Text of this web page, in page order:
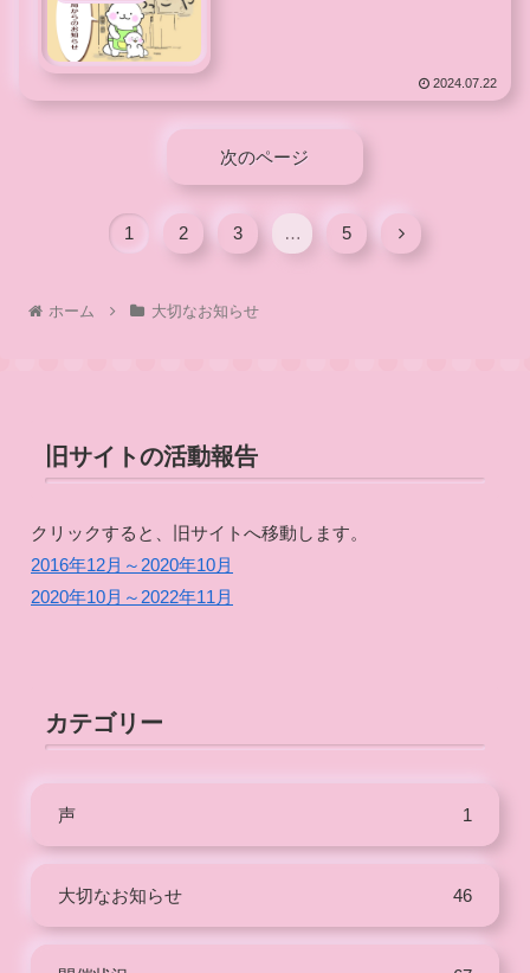
2024.07.22
次のページ
1 2 3 … 5
ホーム 大切なお知らせ
旧サイトの活動報告
クリックすると、旧サイトへ移動します。
2016年12月～2020年10月
2020年10月～2022年11月
カテゴリー
声 1
大切なお知らせ 46